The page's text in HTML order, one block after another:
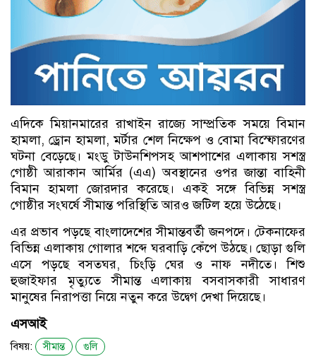
এদিকে মিয়ানমারের রাখাইন রাজ্যে সাম্প্রতিক সময়ে বিমান
হামলা, ড্রোন হামলা, মর্টার শেল নিক্ষেপ ও বোমা বিস্ফোরণের
ঘটনা বেড়েছে। মংডু টাউনশিপসহ আশপাশের এলাকায় সশস্ত্র
গোষ্ঠী আরাকান আর্মির (এএ) অবস্থানের ওপর জান্তা বাহিনী
বিমান হামলা জোরদার করেছে। একই সঙ্গে বিভিন্ন সশস্ত্র
গোষ্ঠীর সংঘর্ষে সীমান্ত পরিস্থিতি আরও জটিল হয়ে উঠেছে।
এর প্রভাব পড়ছে বাংলাদেশের সীমান্তবর্তী জনপদে। টেকনাফের
বিভিন্ন এলাকায় গোলার শব্দে ঘরবাড়ি কেঁপে উঠছে। ছোড়া গুলি
এসে পড়ছে বসতঘর, চিংড়ি ঘের ও নাফ নদীতে। শিশু
হুজাইফার মৃত্যুতে সীমান্ত এলাকায় বসবাসকারী সাধারণ
মানুষের নিরাপত্তা নিয়ে নতুন করে উদ্বেগ দেখা দিয়েছে।
এসআই
বিষয়: সীমান্ত গুলি